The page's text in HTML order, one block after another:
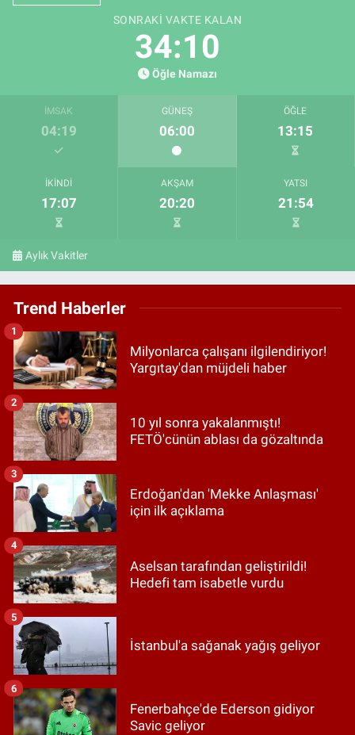
SONRAKI VAKTE KALAN
34:09
Öğle Namazı
İMSAK
04:19
GÜNEŞ
06:00
ÖĞLE
13:15
İKINDI
17:07
AKŞAM
20:20
YATSI
21:54
Aylık Vakitler
Trend Haberler
Milyonlarca çalışanı ilgilendiriyor!
Yargıtay'dan müjdeli haber
1
10 yıl sonra yakalanmıştı!
FETÖ'cünün ablası da gözaltında
2
Erdoğan'dan 'Mekke Anlaşması'
için ilk açıklama
3
Aselsan tarafından geliştirildi!
Hedefi tam isabetle vurdu
4
İstanbul'a sağanak yağış geliyor
5
Fenerbahçe'de Ederson gidiyor
Savic geliyor
6